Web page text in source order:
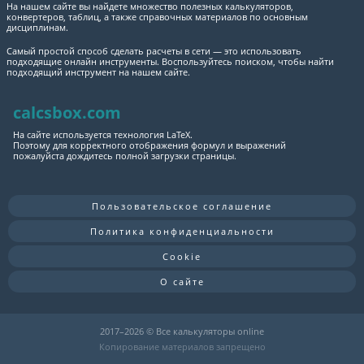
На нашем сайте вы найдете множество полезных калькуляторов,
конвертеров, таблиц, а также справочных материалов по основным
дисциплинам.
Самый простой способ сделать расчеты в сети — это использовать
подходящие онлайн инструменты. Воспользуйтесь поиском, чтобы найти
подходящий инструмент на нашем сайте.
calcsbox.com
На сайте используется технология LaTeX.
Поэтому для корректного отображения формул и выражений
пожалуйста дождитесь полной загрузки страницы.
Пользовательское соглашение
Политика конфиденциальности
Cookie
О сайте
2017–2026 © Все калькуляторы online
Копирование материалов запрещено